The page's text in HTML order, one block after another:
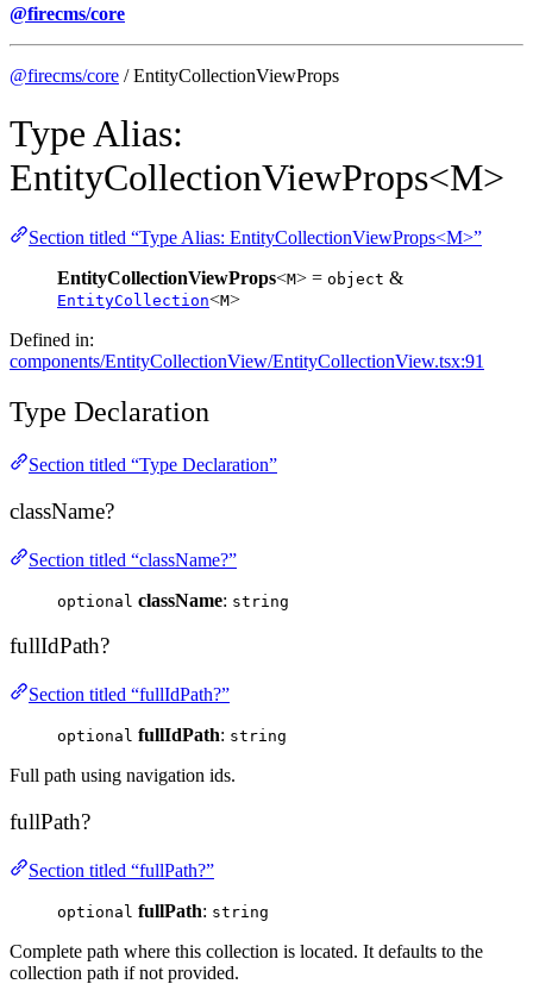
@firecms/core
@firecms/core / EntityCollectionViewProps
Type Alias:
EntityCollectionViewProps<M>
Section titled “Type Alias: EntityCollectionViewProps<M>”
EntityCollectionViewProps<M> = object &
EntityCollection<M>
Defined in:
components/EntityCollectionView/EntityCollectionView.tsx:91
Type Declaration
Section titled “Type Declaration”
className?
Section titled “className?”
optional className: string
fullIdPath?
Section titled “fullIdPath?”
optional fullIdPath: string
Full path using navigation ids.
fullPath?
Section titled “fullPath?”
optional fullPath: string
Complete path where this collection is located. It defaults to the
collection path if not provided.